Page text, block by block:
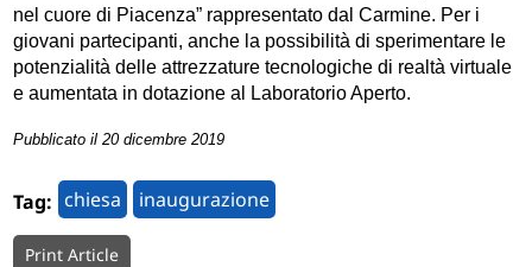
nel cuore di Piacenza” rappresentato dal Carmine. Per i
giovani partecipanti, anche la possibilità di sperimentare le
potenzialità delle attrezzature tecnologiche di realtà virtuale
e aumentata in dotazione al Laboratorio Aperto.
Pubblicato il 20 dicembre 2019
Tag: chiesa inaugurazione
Print Article